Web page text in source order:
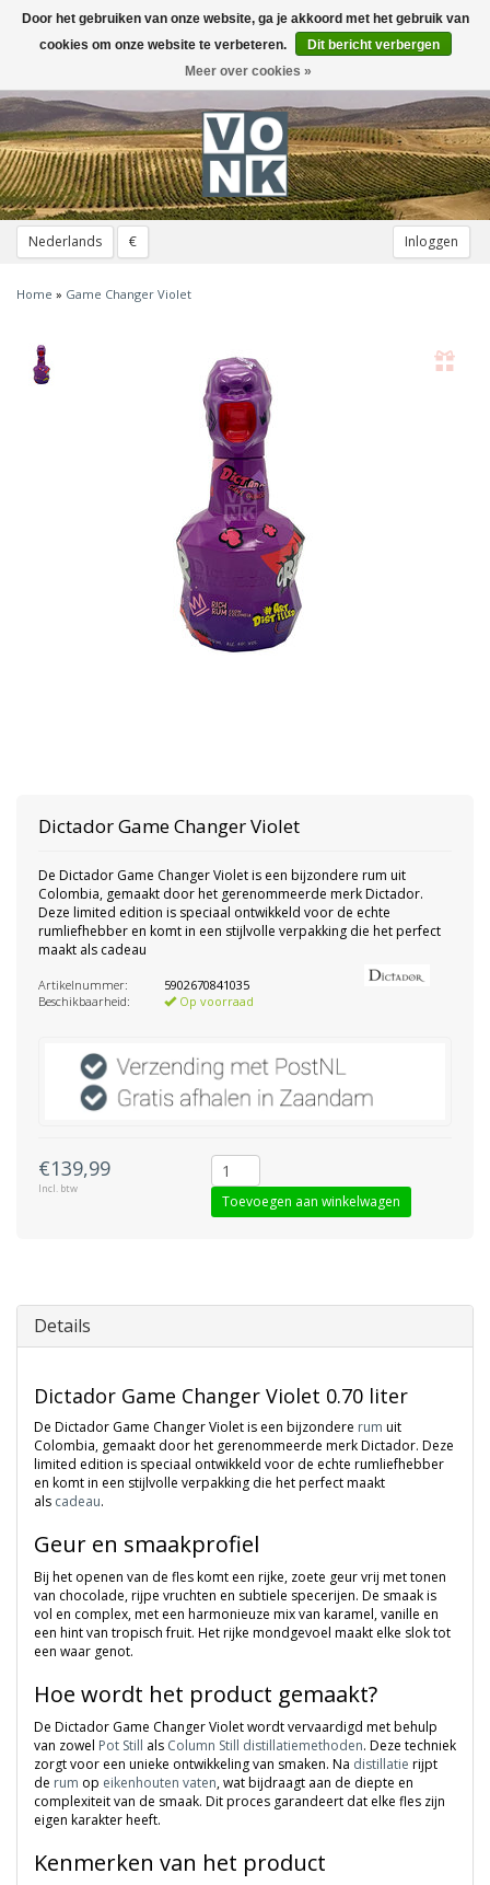
Nederlands € Inloggen
Toggle
navigation
Home » Game Changer Violet
DictadorGame Changer Violet
De Dictador Game Changer Violet is een bijzondere rum uit
Colombia, gemaakt door het gerenommeerde merk Dictador.
Deze limited edition is speciaal ontwikkeld voor de echte
rumliefhebber en komt in een stijlvolle verpakking die het perfect
maakt als cadeau
Artikelnummer:
5902670841035
Beschikbaarheid:
Op voorraad
€139,99
Incl. btw
Toevoegen aan winkelwagen
Details
Dictador Game Changer Violet 0.70 liter
De Dictador Game Changer Violet is een bijzondere rum uit
Colombia, gemaakt door het gerenommeerde merk Dictador. Deze
limited edition is speciaal ontwikkeld voor de echte rumliefhebber
en komt in een stijlvolle verpakking die het perfect maakt
als cadeau.
Geur en smaakprofiel
Bij het openen van de fles komt een rijke, zoete geur vrij met tonen
van chocolade, rijpe vruchten en subtiele specerijen. De smaak is
vol en complex, met een harmonieuze mix van karamel, vanille en
een hint van tropisch fruit. Het rijke mondgevoel maakt elke slok tot
een waar genot.
Hoe wordt het product gemaakt?
De Dictador Game Changer Violet wordt vervaardigd met behulp
van zowel Pot Still als Column Still distillatiemethoden. Deze techniek
zorgt voor een unieke ontwikkeling van smaken. Na distillatie rijpt
de rum op eikenhouten vaten, wat bijdraagt aan de diepte en
complexiteit van de smaak. Dit proces garandeert dat elke fles zijn
eigen karakter heeft.
Kenmerken van het product
Door het gebruiken van onze website, ga je akkoord met het gebruik van
cookies om onze website te verbeteren.
Dit bericht verbergen
Meer over cookies »